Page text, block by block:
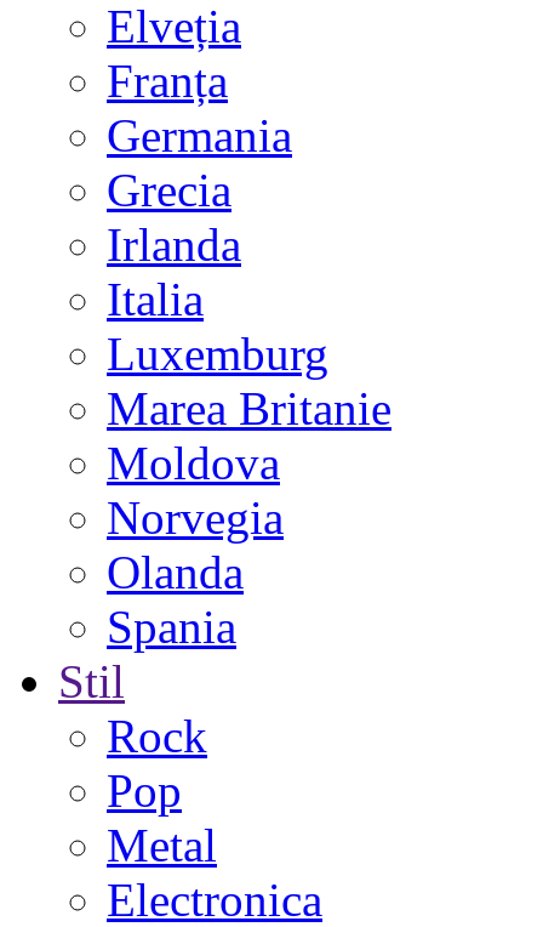
Elveția
Franța
Germania
Grecia
Irlanda
Italia
Luxemburg
Marea Britanie
Moldova
Norvegia
Olanda
Spania
Stil
Rock
Pop
Metal
Electronica